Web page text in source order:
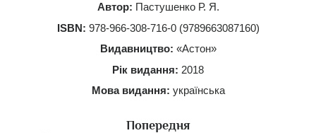
Автор: Пастушенко Р. Я.
ISBN: 978-966-308-716-0 (9789663087160)
Видавництво: «Астон»
Рік видання: 2018
Мова видання: українська
Попередня